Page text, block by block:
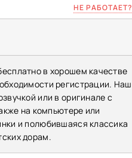
НЕ РАБОТАЕТ?
в хорошем качестве
регистрации. Наш
или в оригинале с
на компьютере или
и полюбившаяся классика
дорам.